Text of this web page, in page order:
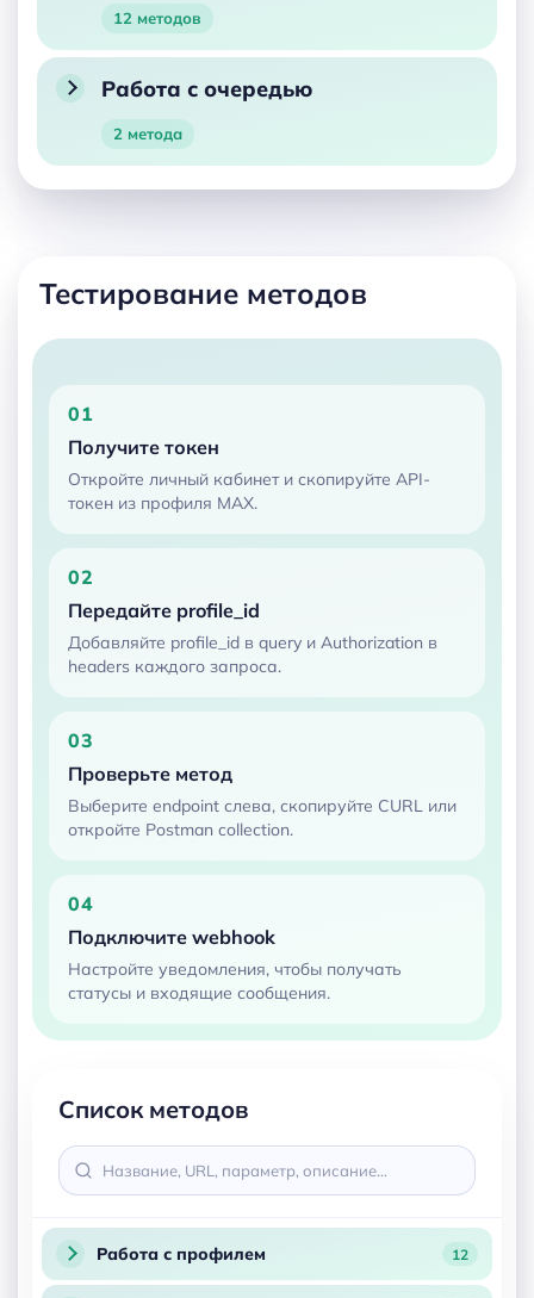
12 методов
Работа с очередью
2 метода
Тестирование методов
01
Получите токен
Откройте личный кабинет и скопируйте API-
токен из профиля MAX.
02
Передайте profile_id
Добавляйте profile_id в query и Authorization в
headers каждого запроса.
03
Проверьте метод
Выберите endpoint слева, скопируйте CURL или
откройте Postman collection.
04
Подключите webhook
Настройте уведомления, чтобы получать
статусы и входящие сообщения.
Список методов
Работа с профилем 12